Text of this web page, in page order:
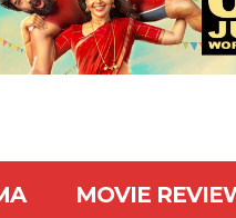
MOVIE